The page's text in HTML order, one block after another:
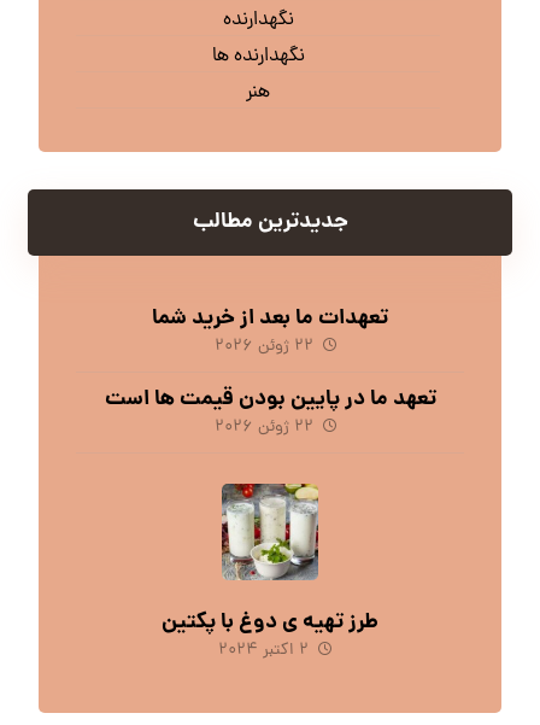
نگهدارنده
نگهدارنده ها
هنر
جدیدترین مطالب
تعهدات ما بعد از خرید شما
۲۲ ژوئن ۲۰۲۶
تعهد ما در پایین بودن قیمت ها است
۲۲ ژوئن ۲۰۲۶
طرز تهیه ی دوغ با پکتین
۲ اکتبر ۲۰۲۴